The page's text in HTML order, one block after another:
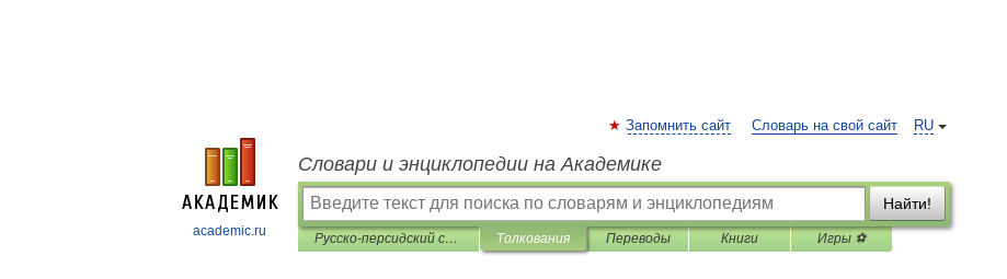
academic.ru
RU
Запомнить сайт Словарь на свой сайт
Словари и энциклопедии на Академике
Найти!
Русско-персидский словарь Толкования Переводы Книги Игры ⚽